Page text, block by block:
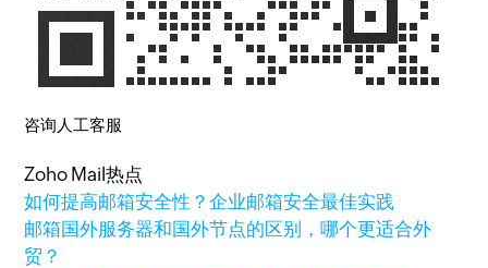
咨询人工客服
Zoho Mail热点
如何提高邮箱安全性？企业邮箱安全最佳实践
邮箱国外服务器和国外节点的区别，哪个更适合外
贸？